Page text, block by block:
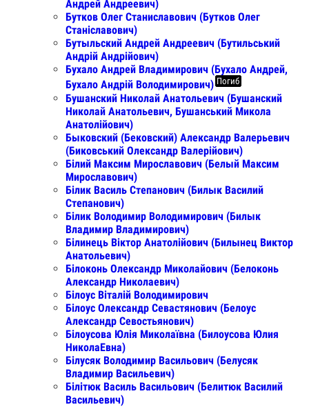
Андрей Андреевич)
Бутков Олег Станиславович (Бутков Олег
Станіславович)
Бутыльский Андрей Андреевич (Бутильський
Андрій Андрійович)
Бухало Андрей Владимирович (Бухало Андрей,
Бухало Андрій Володимирович) Погиб
Бушанский Николай Анатольевич (Бушанский
Николай Анатольевич, Бушанський Микола
Анатолійович)
Быковский (Бековский) Александр Валерьевич
(Биковський Олександр Валерійович)
Білий Максим Мирославович (Белый Максим
Мирославович)
Білик Василь Степанович (Билык Василий
Степанович)
Білик Володимир Володимирович (Билык
Владимир Владимирович)
Білинець Віктор Анатолійович (Билынец Виктор
Анатольевич)
Білоконь Олександр Миколайович (Белоконь
Александр Николаевич)
Білоус Віталій Володимирович
Білоус Олександр Севастянович (Белоус
Александр Севостьянович)
Білоусова Юлія Миколаївна (Билоусова Юлия
НиколаЕвна)
Білусяк Володимир Васильович (Белусяк
Владимир Васильевич)
Білітюк Василь Васильович (Белитюк Василий
Васильевич)